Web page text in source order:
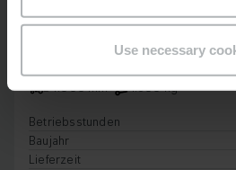
Use necessary
ELEKTRO 4-RAD
4.000 mm
1.600 kg
Betriebsstunden
Baujahr
Lieferzeit